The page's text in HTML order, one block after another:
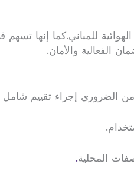
للمباني.كما إنها
الفعالية والأمان.
الضروري إجراء تقييم شامل
المحلية.